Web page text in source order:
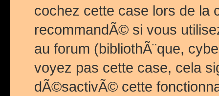
cochez cette case lors de
recommandÃ© si vous
au forum (bibliothÃ¨que,
voyez pas cette case, cela
dÃ©sactivÃ© cette